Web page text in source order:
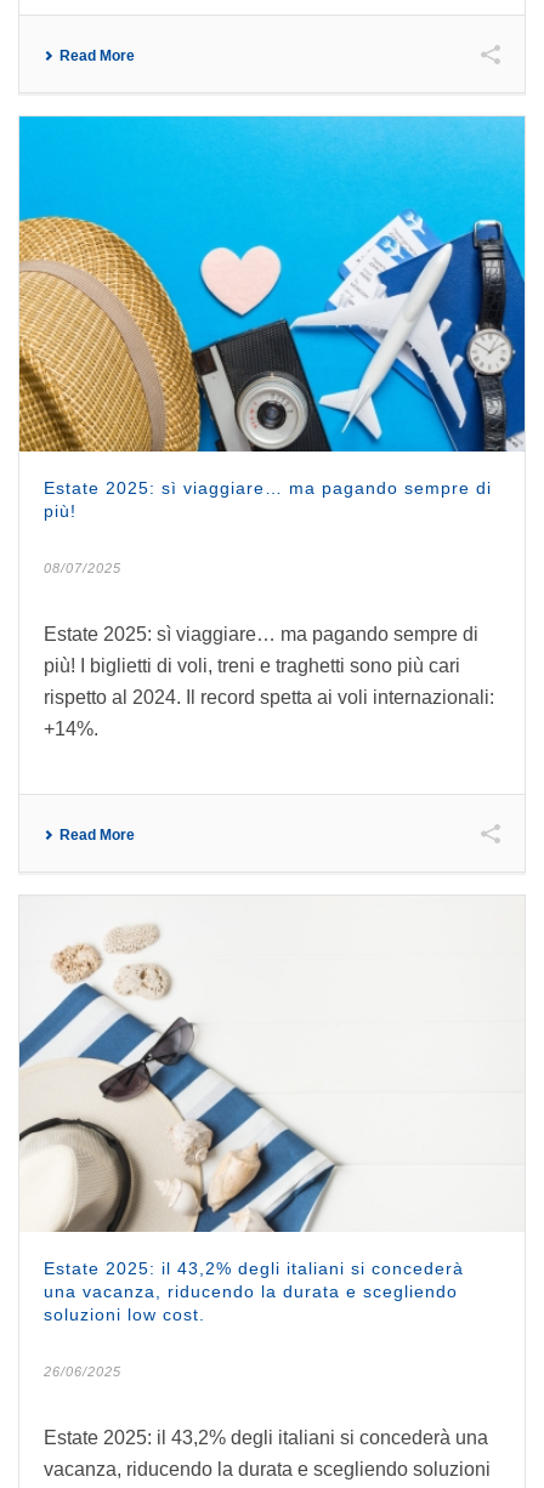
Read More
Estate 2025: sì viaggiare… ma pagando sempre di
più!
08/07/2025
Estate 2025: sì viaggiare… ma pagando sempre di
più! I biglietti di voli, treni e traghetti sono più cari
rispetto al 2024. Il record spetta ai voli internazionali:
+14%.
Read More
Estate 2025: il 43,2% degli italiani si concederà
una vacanza, riducendo la durata e scegliendo
soluzioni low cost.
26/06/2025
Estate 2025: il 43,2% degli italiani si concederà una
vacanza, riducendo la durata e scegliendo soluzioni